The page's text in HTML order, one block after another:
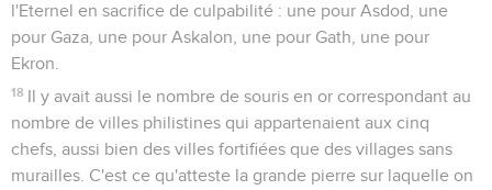
l'Eternel en sacrifice de culpabilité : une pour Asdod, une
pour Gaza, une pour Askalon, une pour Gath, une pour
Ekron.
18 Il y avait aussi le nombre de souris en or correspondant au
nombre de villes philistines qui appartenaient aux cinq
chefs, aussi bien des villes fortifiées que des villages sans
murailles. C'est ce qu'atteste la grande pierre sur laquelle on